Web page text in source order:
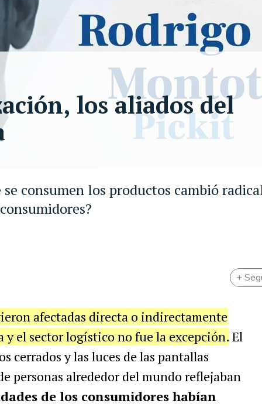
consumen los productos cambió
los aliados del
+
afectadas directa o indirectamente
y el sector logístico no fue la excepción. El
cerrados y las luces de las pantallas
personas alrededor del mundo reflejaban
de los consumidores habían